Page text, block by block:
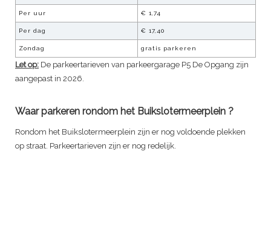
Per uur € 1,74
Per dag € 17,40
Zondag gratis parkeren
Let op: De parkeertarieven van parkeergarage P5 De Opgang zijn
aangepast in 2026.
Waar parkeren rondom het Buikslotermeerplein ?
Rondom het Buikslotermeerplein zijn er nog voldoende plekken
op straat. Parkeertarieven zijn er nog redelijk.